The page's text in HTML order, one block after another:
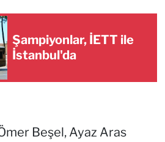
Şampiyonlar, İETT ile
İstanbul'da
Beşel, Ayaz Aras